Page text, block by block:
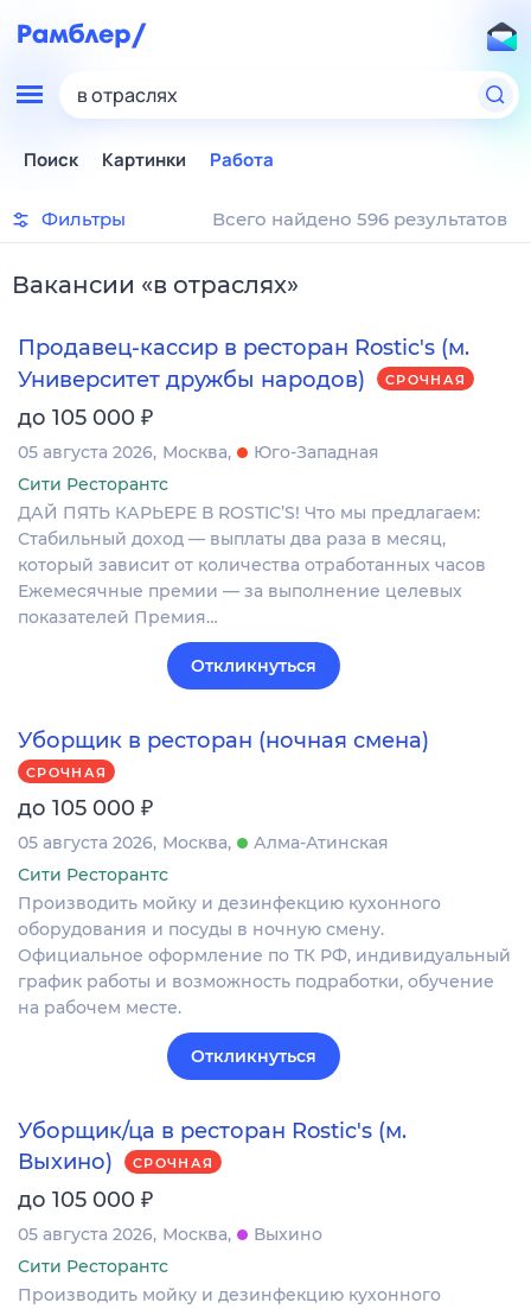
в отраслях
Поиск Картинки Работа
Фильтры Всего найдено 596 результатов
Вакансии «в отраслях»
Продавец-кассир в ресторан Rostic's (м.
Университет дружбы народов)
СРОЧНАЯ
до 105 000 ₽
05 августа 2026 Москва
Юго-Западная
Сити Ресторантс
ДАЙ ПЯТЬ КАРЬЕРЕ В ROSTIC’S! Что мы предлагаем:
Стабильный доход — выплаты два раза в месяц,
который зависит от количества отработанных часов
Ежемесячные премии — за выполнение целевых
показателей Премия…
Откликнуться
Уборщик в ресторан (ночная смена)
СРОЧНАЯ
до 105 000 ₽
05 августа 2026 Москва
Алма-Атинская
Сити Ресторантс
Производить мойку и дезинфекцию кухонного
оборудования и посуды в ночную смену.
Официальное оформление по ТК РФ, индивидуальный
график работы и возможность подработки, обучение
на рабочем месте.
Откликнуться
Уборщик/ца в ресторан Rostic's (м.
Выхино)
СРОЧНАЯ
до 105 000 ₽
05 августа 2026 Москва
Выхино
Сити Ресторантс
Производить мойку и дезинфекцию кухонного